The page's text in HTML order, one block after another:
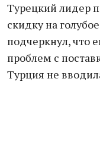
Турецкий лидер
скидку на
подчеркнул, что
проблем с
Турция не